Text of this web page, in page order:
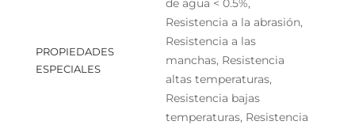
PROPIEDADES
ESPECIALES
Resistencia a la abrasión,
Resistencia a las
manchas, Resistencia
altas temperaturas,
Resistencia bajas
temperaturas, Resistencia